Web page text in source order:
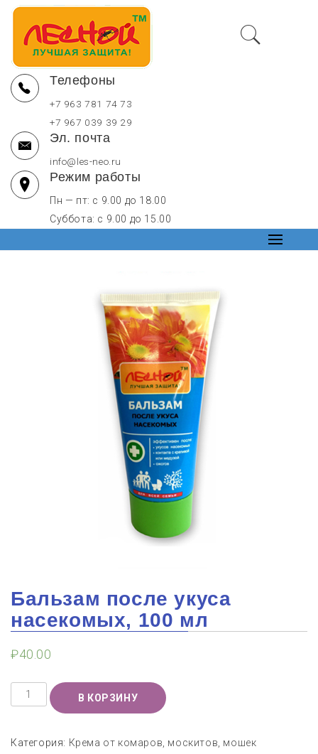
Перейти
содержимому
LesNeo — купить средства от комаров оптом в Москве и РФ
Защита от кровососущих насекомых, репелленты
Телефоны
+7 963 781 74 73
+7 967 039 39 29
Эл. почта
info@les-neo.ru
Режим работы
Пн — пт: с 9.00 до 18.00
Суббота: с 9.00 до 15.00
Бальзам после укуса
насекомых, 100 мл
₽40.00
Количество
В КОРЗИНУ
Категория: Крема от комаров, москитов, мошек